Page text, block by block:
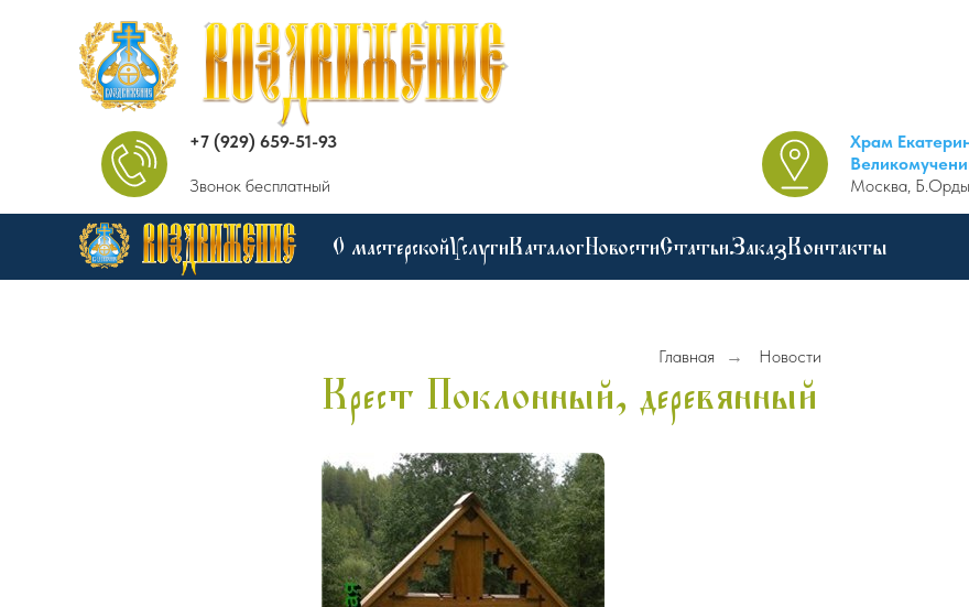
+7 (929) 659-51-93
Звонок бесплатный
Храм
Москва,
О мастерскойУслугиКаталогНовостиСтатьиЗаказКонтакты
Главная → Новости
Крест Поклонный, деревянный